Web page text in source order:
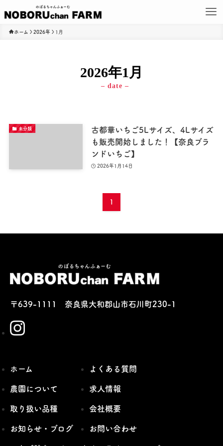
ホーム 2026年 1月
2026年1月
– date –
未分類
古都華いちご5Lサイズ、4Lサイズ
も販売開始しました！【奈良ブラ
ンドいちご】
2026年1月14日
1
〒639-1111 奈良県大和郡山市石川町230-1
ホーム
農園について
取り扱い品種
お知らせ・ブログ
よくある質問
求人情報
会社概要
お問い合わせ